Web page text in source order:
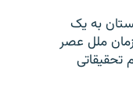
به یک
ملل عصر
تحقیقاتی